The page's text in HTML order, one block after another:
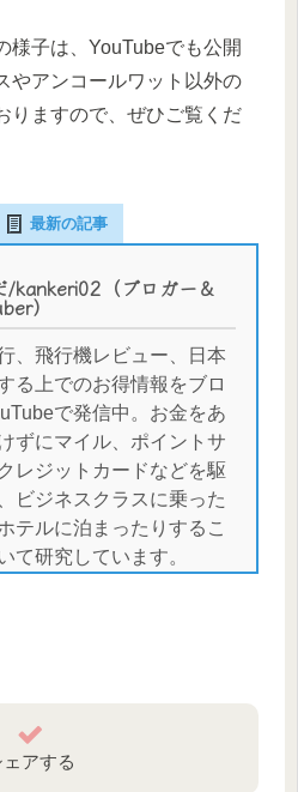
様子は、YouTubeでも公開
やアンコールワット以外の
りますので、ぜひご覧くだ
最新の記事
/kankeri02（ブロガー＆
）
、飛行機レビュー、日本
る上でのお得情報をブロ
で発信中。お金をあ
ずにマイル、ポイントサ
レジットカードなどを駆
ビジネスクラスに乗った
テルに泊まったりするこ
て研究しています。
ェアする